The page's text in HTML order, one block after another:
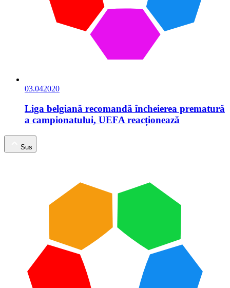
03.042020
Liga belgiană recomandă încheierea prematură
a campionatului, UEFA reacționează
Sus